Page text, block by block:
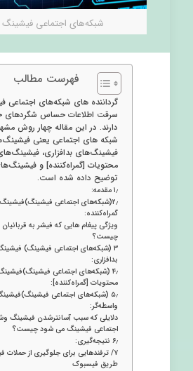
شبکه‌های اجتماعی
فهرست مطالب
گرداننده‌ های شبکه‌های اجتماعی
سرقت اطلاعات حساس شگردهای
دارند. در این مقاله چهار روش
شبکه های اجتماعی یعنی
فیشینگ‌های بدافزاری،
محتویات [گمراه‌کننده] و
توضیح داده شده است.
۱٫ مقدمه:
۲٫(شبکه‌های اجتماعی
گمراه‌کننده:
ویژگی پیغام هایی که فیشر به
چیست؟
۳ (شبکه‌های اجتماعی فیشینگ)
بدافزاری:
۴٫ (شبکه‌های اجتماعی
محتویات [گمراه‌کننده]:
۵٫ (شبکه‌های اجتماعی
واسطه‌گر:
دلایلی که سبب آسانترشدن فیشینگ
اجتماعی فیشینگ می شود چیست؟
۶٫ نتیجه‌گیری:
۷/ ترفندهایی برای جلوگیری از حملات
طریق فیسبوک